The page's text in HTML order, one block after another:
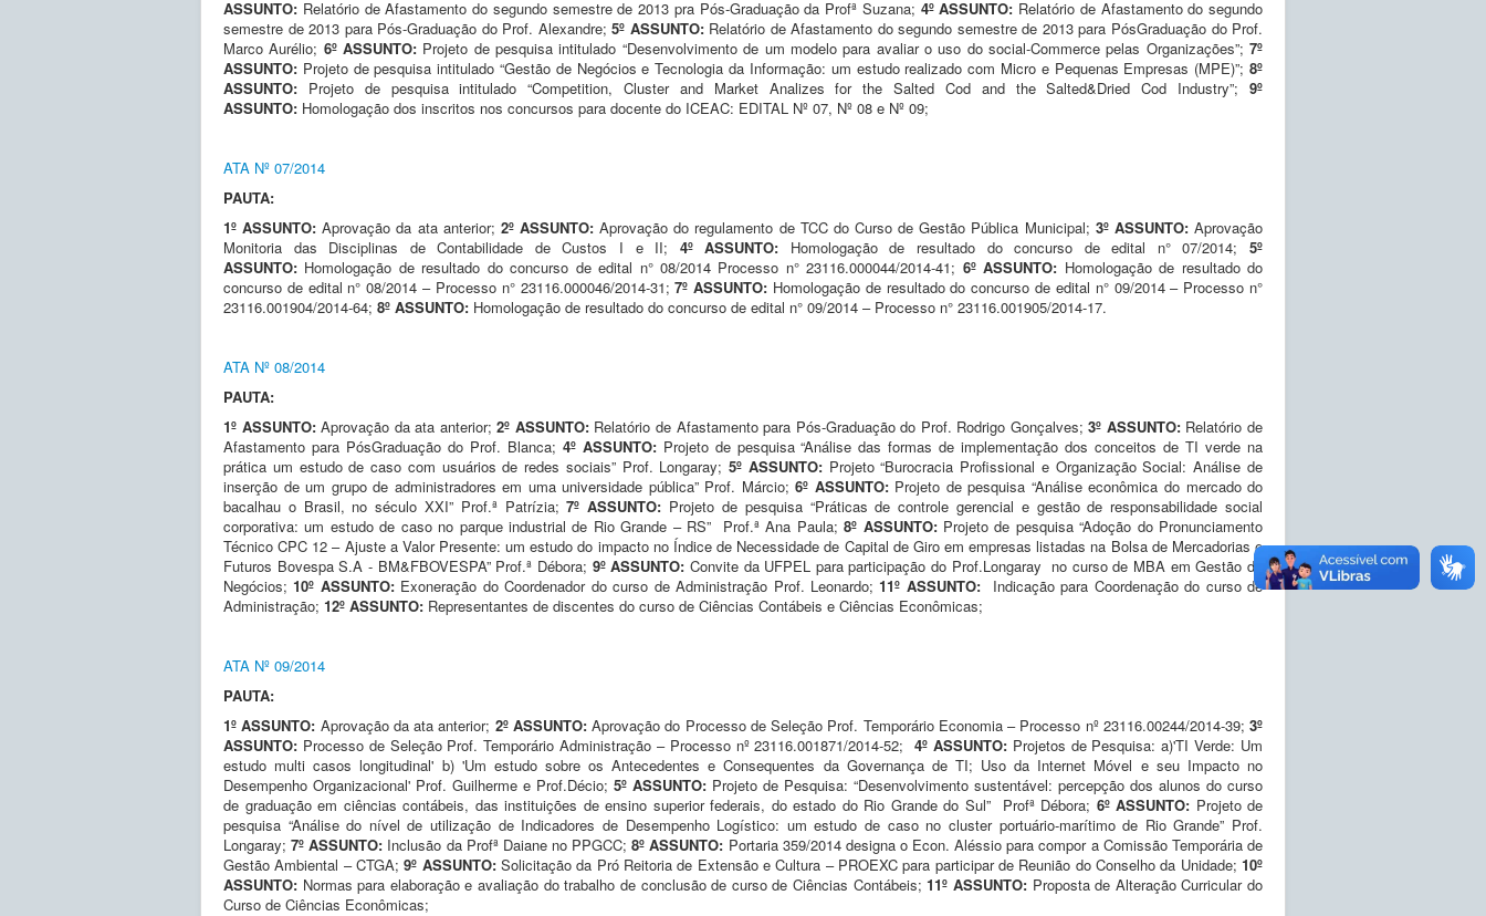
ASSUNTO: Relatório de Afastamento do segundo semestre de 2013 pra Pós-Graduação da Profª Suzana; 4º ASSUNTO: Relatório de Afastamento do segundo
semestre de 2013 para Pós-Graduação do Prof. Alexandre;5º ASSUNTO: Relatório de Afastamento do segundo semestre de 2013 para PósGraduação do Prof.
Marco Aurélio; 6º ASSUNTO: Projeto de pesquisa intitulado “Desenvolvimento de um modelo para avaliar o uso do social-Commerce pelas Organizações”;7º
ASSUNTO: Projeto de pesquisa intitulado “Gestão de Negócios e Tecnologia da Informação: um estudo realizado com Micro e Pequenas Empresas (MPE)”;8º
ASSUNTO: Projeto de pesquisa intitulado “Competition, Cluster and Market Analizes for the Salted Cod and the Salted&Dried Cod Industry”;9º
ASSUNTO: Homologação dos inscritos nos concursos para docente do ICEAC: EDITAL Nº 07, Nº 08 e Nº 09;
ATA Nº 07/2014
PAUTA:
1º ASSUNTO:Aprovação da ata anterior; 2º ASSUNTO:Aprovação do regulamento de TCC do Curso de Gestão Pública Municipal; 3º ASSUNTO:Aprovação
Monitoria das Disciplinas de Contabilidade de Custos I e II; 4º ASSUNTO: Homologação de resultado do concurso de edital n° 07/2014;5º
ASSUNTO: Homologação de resultado do concurso de edital n° 08/2014 Processo n° 23116.000044/2014-41; 6º ASSUNTO: Homologação de resultado do
concurso de edital n° 08/2014 – Processo n° 23116.000046/2014-31;7º ASSUNTO: Homologação de resultado do concurso de edital n° 09/2014 – Processo n°
23116.001904/2014-64; 8º ASSUNTO: Homologação de resultado do concurso de edital n° 09/2014 – Processo n° 23116.001905/2014-17.
ATA Nº 08/2014
PAUTA:
1º ASSUNTO:Aprovação da ata anterior;2º ASSUNTO: Relatório de Afastamento para Pós-Graduação do Prof. Rodrigo Gonçalves;3º ASSUNTO: Relatório de
Afastamento para PósGraduação do Prof. Blanca; 4º ASSUNTO:Projeto de pesquisa “Análise das formas de implementação dos conceitos de TI verde na
prática um estudo de caso com usuários de redes sociais” Prof. Longaray;5º ASSUNTO: Projeto “Burocracia Profissional e Organização Social: Análise de
inserção de um grupo de administradores em uma universidade pública” Prof. Márcio;6º ASSUNTO: Projeto de pesquisa “Análise econômica do mercado do
bacalhau o Brasil, no século XXI” Prof.ª Patrízia;7º ASSUNTO: Projeto de pesquisa “Práticas de controle gerencial e gestão de responsabilidade social
corporativa: um estudo de caso no parque industrial de Rio Grande – RS” Prof.ª Ana Paula;8º ASSUNTO: Projeto de pesquisa “Adoção do Pronunciamento
Técnico CPC 12 – Ajuste a Valor Presente: um estudo do impacto no Índice de Necessidade de Capital de Giro em empresas listadas na Bolsa de Mercadorias e
Futuros Bovespa S.A - BM&FBOVESPA” Prof.ª Débora; 9º ASSUNTO: Convite da UFPEL para participação do Prof.Longaray no curso de MBA em Gestão de
Negócios;10º ASSUNTO: Exoneração do Coordenador do curso de Administração Prof. Leonardo;11º ASSUNTO: Indicação para Coordenação do curso de
Administração; 12º ASSUNTO: Representantes de discentes do curso de Ciências Contábeis e Ciências Econômicas;
ATA Nº 09/2014
PAUTA:
1º ASSUNTO: Aprovação da ata anterior; 2º ASSUNTO:Aprovação do Processo de Seleção Prof. Temporário Economia – Processo nº 23116.00244/2014-39; 3º
ASSUNTO: Processo de Seleção Prof. Temporário Administração – Processo nº 23116.001871/2014-52;4º ASSUNTO: Projetos de Pesquisa: a)'TI Verde: Um
estudo multi casos longitudinal' b) 'Um estudo sobre os Antecedentes e Consequentes da Governança de TI; Uso da Internet Móvel e seu Impacto no
Desempenho Organizacional' Prof. Guilherme e Prof.Décio; 5º ASSUNTO: Projeto de Pesquisa: “Desenvolvimento sustentável: percepção dos alunos do curso
de graduação em ciências contábeis, das instituições de ensino superior federais, do estado do Rio Grande do Sul” Profª Débora; 6º ASSUNTO: Projeto de
pesquisa “Análise do nível de utilização de Indicadores de Desempenho Logístico: um estudo de caso no cluster portuário-marítimo de Rio Grande” Prof.
Longaray;7º ASSUNTO: Inclusão da Profª Daiane no PPGCC;8º ASSUNTO: Portaria 359/2014 designa o Econ. Aléssio para compor a Comissão Temporária de
Gestão Ambiental – CTGA;9º ASSUNTO:Solicitação da Pró Reitoria de Extensão e Cultura – PROEXC para participar de Reunião do Conselho da Unidade;10º
ASSUNTO: Normas para elaboração e avaliação do trabalho de conclusão de curso de Ciências Contábeis;11º ASSUNTO:Proposta de Alteração Curricular do
Curso de Ciências Econômicas;